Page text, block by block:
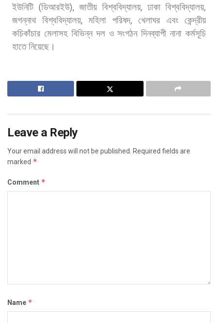
ইউনিটি (ডিআরইউ),জাতীয় বিশ্ববিদ্যালয়, ঢাকা বিশ্ববিদ্যালয়,
জগন্নাথ বিশ্ববিদ্যালয়, মহিলা পরিষদ, খেলাঘর এবং কেন্দ্রীয়
কচিকাঁচার মেলাসহ বিভিন্ন দল ও সংগঠন দিনব্যাপী নানা কর্মসূচি
হাতে নিয়েছে।
Leave a Reply
Your email address will not be published.
Required fields are
marked *
Comment *
Name *